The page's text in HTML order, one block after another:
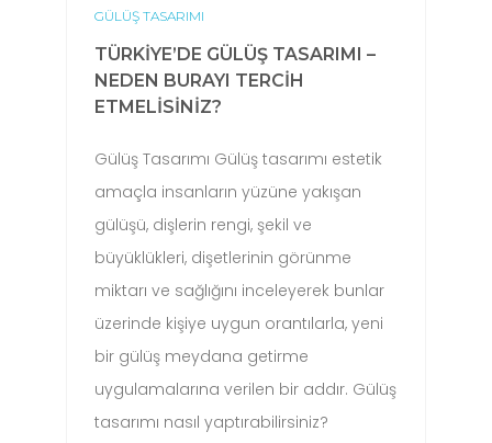
GÜLÜŞ TASARIMI
TÜRKIYE’DE GÜLÜŞ TASARIMI –
NEDEN BURAYI TERCIH
ETMELISINIZ?
Gülüş Tasarımı Gülüş tasarımı estetik
amaçla insanların yüzüne yakışan
gülüşü, dişlerin rengi, şekil ve
büyüklükleri, dişetlerinin görünme
miktarı ve sağlığını inceleyerek bunlar
üzerinde kişiye uygun orantılarla, yeni
bir gülüş meydana getirme
uygulamalarına verilen bir addır. Gülüş
tasarımı nasıl yaptırabilirsiniz?